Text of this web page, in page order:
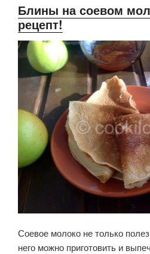
Блины на соевом
рецепт!
Соевое молоко не только
него можно приготовить и